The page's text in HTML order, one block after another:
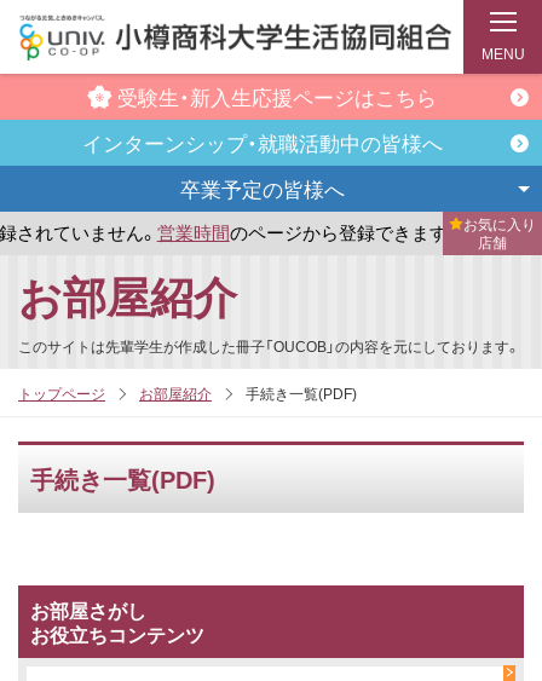
コ
受験生・新入生応援ページはこちら
インターンシップ・就職活動中の皆様へ
卒業予定の皆様へ
れていません。営業時間のページから登録できます。 ま
お気に入り
店舗
MENU
お部屋紹介
このサイトは先輩学生が作成した冊子「OUCOB」の内容を元にしております。
トップページ お部屋紹介 手続き一覧(PDF)
手続き一覧(PDF)
お部屋さがし
お役立ちコンテンツ